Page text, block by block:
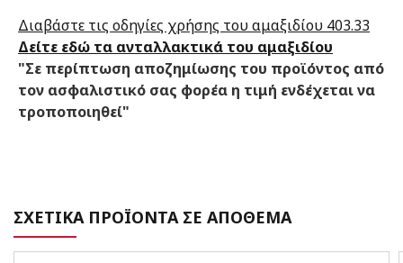
Διαβάστε τις οδηγίες χρήσης του αμαξιδίου 403.33
Δείτε εδώ τα ανταλλακτικά του αμαξιδίου
"Σε περίπτωση αποζημίωσης του προϊόντος από
τον ασφαλιστικό σας φορέα η τιμή ενδέχεται να
τροποποιηθεί"
ΣΧΕΤΙΚΑ ΠΡΟΪΟΝΤΑ ΣΕ ΑΠΟΘΕΜΑ